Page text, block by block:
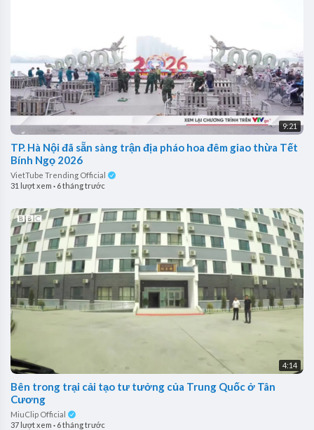
9:21
TP. Hà Nội đã sẵn sàng trận địa pháo hoa đêm giao thừa Tết
Bính Ngọ 2026
VietTube Trending Official
31 lượt xem · 6 tháng trước
4:14
Bên trong trại cải tạo tư tưởng của Trung Quốc ở Tân
Cương
MiuClip Official
37 lượt xem · 6 tháng trước